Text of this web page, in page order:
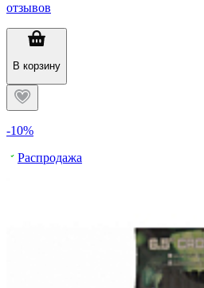
отзывов
В корзину
-10%
Распродажа